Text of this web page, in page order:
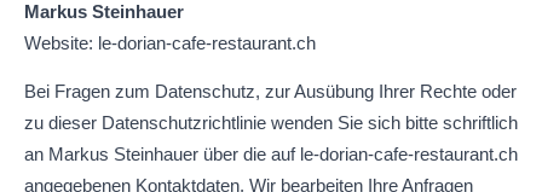
Markus Steinhauer
Website: le-dorian-cafe-restaurant.ch
Bei Fragen zum Datenschutz, zur Ausübung Ihrer Rechte oder
zu dieser Datenschutzrichtlinie wenden Sie sich bitte schriftlich
an Markus Steinhauer über die auf le-dorian-cafe-restaurant.ch
angegebenen Kontaktdaten. Wir bearbeiten Ihre Anfragen